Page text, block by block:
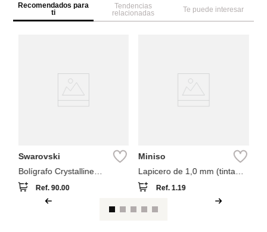
Recomendados para
ti
Tendencias
relacionadas
Te puede interesar
Swarovski
Bolígrafo Crystalline
Swarovski Azul
Ref.90.00
Miniso
Lapicero de 1,0 mm (tinta
negra)
Ref. 1.19